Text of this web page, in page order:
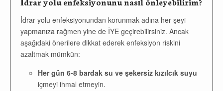
İdrar yolu enfeksiyonundan korunmak adına her şeyi
yapmanıza rağmen yine de İYE geçirebilirsiniz. Ancak
aşağıdaki önerilere dikkat ederek enfeksiyon riskini
azaltmak mümkün:
Her gün 6-8 bardak su ve şekersiz kızılcık suyu
içmeyi ihmal etmeyin.